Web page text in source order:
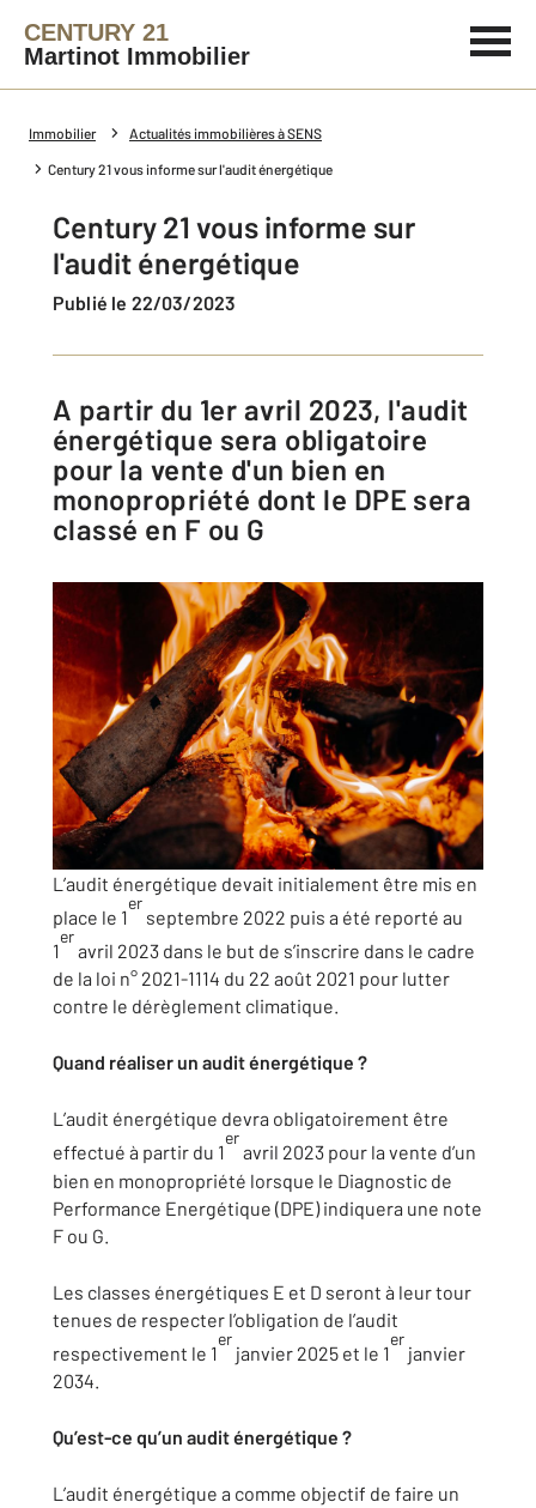
CENTURY 21
Martinot Immobilier
Immobilier Actualités immobilières à SENS
Century 21 vous informe sur l'audit énergétique
Century 21 vous informe sur
l'audit énergétique
Publié le 22/03/2023
A partir du 1er avril 2023, l'audit
énergétique sera obligatoire
pour la vente d'un bien en
monopropriété dont le DPE sera
classé en F ou G
L’audit énergétique devait initialement être mis en
place le 1
er
septembre 2022 puis a été reporté au
1
er
avril 2023 dans le but de s’inscrire dans le cadre
de la loi n° 2021-1114 du 22 août 2021 pour lutter
contre le dérèglement climatique.
Quand réaliser un audit énergétique ?
L’audit énergétique devra obligatoirement être
effectué à partir du 1
er
avril 2023 pour la vente d’un
bien en monopropriété lorsque le Diagnostic de
Performance Energétique (DPE) indiquera une note
F ou G.
Les classes énergétiques E et D seront à leur tour
tenues de respecter l’obligation de l’audit
respectivement le 1
er
janvier 2025 et le 1
er
janvier
2034.
Qu’est-ce qu’un audit énergétique ?
L’audit énergétique a comme objectif de faire un